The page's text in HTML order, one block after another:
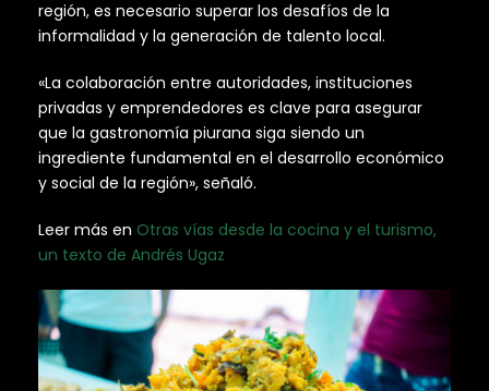
región, es necesario superar los desafíos de la
informalidad y la generación de talento local.
«La colaboración entre autoridades, instituciones
privadas y emprendedores es clave para asegurar
que la gastronomía piurana siga siendo un
ingrediente fundamental en el desarrollo económico
y social de la región», señaló.
Leer más en Otras vías desde la cocina y el turismo,
un texto de Andrés Ugaz